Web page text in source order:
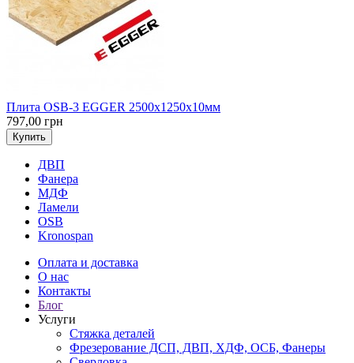
Плита OSB-3 EGGER 2500х1250х10мм
797,00 грн
Купить
ДВП
Фанера
МДФ
Ламели
OSB
Kronospan
Оплата и доставка
О нас
Контакты
Блог
Услуги
Стяжка деталей
Фрезерование ДСП, ДВП, ХДФ, ОСБ, Фанеры